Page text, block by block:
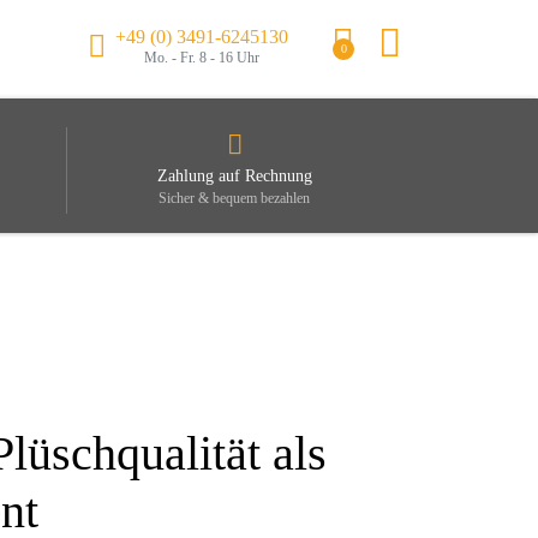
+49 (0) 3491-6245130
Mo. - Fr. 8 - 16 Uhr
0
Zahlung auf Rechnung
Sicher & bequem bezahlen
als